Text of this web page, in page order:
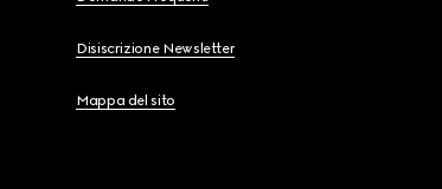
Disiscrizione Newsletter
Mappa del sito